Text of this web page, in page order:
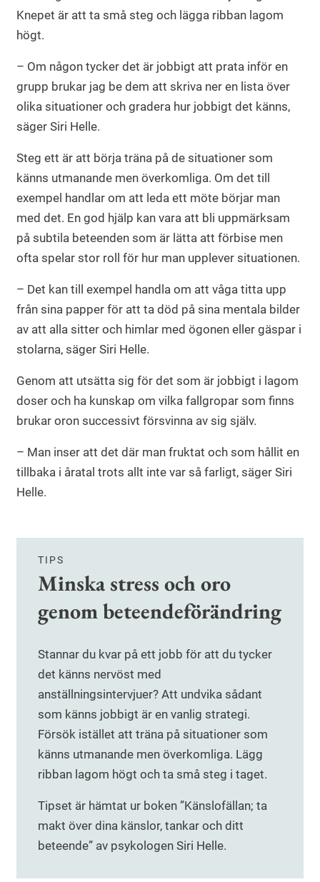
Knepet är att ta små steg och lägga ribban lagom
högt.
– Om någon tycker det är jobbigt att prata inför en
grupp brukar jag be dem att skriva ner en lista över
olika situationer och gradera hur jobbigt det känns,
säger Siri Helle.
Steg ett är att börja träna på de situationer som
känns utmanande men överkomliga. Om det till
exempel handlar om att leda ett möte börjar man
med det. En god hjälp kan vara att bli uppmärksam
på subtila beteenden som är lätta att förbise men
ofta spelar stor roll för hur man upplever situationen.
– Det kan till exempel handla om att våga titta upp
från sina papper för att ta död på sina mentala bilder
av att alla sitter och himlar med ögonen eller gäspar i
stolarna, säger Siri Helle.
Genom att utsätta sig för det som är jobbigt i lagom
doser och ha kunskap om vilka fallgropar som finns
brukar oron successivt försvinna av sig själv.
– Man inser att det där man fruktat och som hållit en
tillbaka i åratal trots allt inte var så farligt, säger Siri
Helle.
TIPS
Minska stress och oro
genom beteendeförändring
Stannar du kvar på ett jobb för att du tycker
det känns nervöst med
anställningsintervjuer? Att undvika sådant
som känns jobbigt är en vanlig strategi.
Försök istället att träna på situationer som
känns utmanande men överkomliga. Lägg
ribban lagom högt och ta små steg i taget.
Tipset är hämtat ur boken ”Känslofällan; ta
makt över dina känslor, tankar och ditt
beteende” av psykologen Siri Helle.